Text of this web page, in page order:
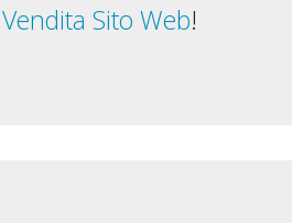
Vendita Sito Web!